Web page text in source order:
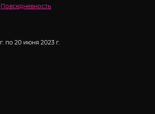
Повседневность
г. по 20 июня 2023 г.